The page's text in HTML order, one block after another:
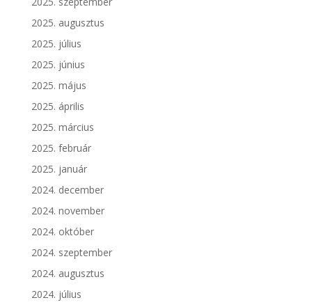
2025. augusztus
2025. július
2025. június
2025. május
2025. április
2025. március
2025. február
2025. január
2024. december
2024. november
2024. október
2024. szeptember
2024. augusztus
2024. július